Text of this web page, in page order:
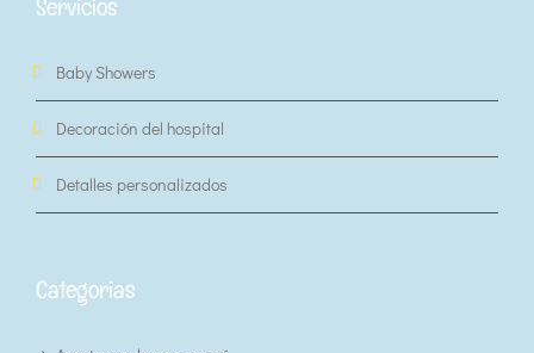
Servicios
Baby Showers
Decoración del hospital
Detalles personalizados
Categorias